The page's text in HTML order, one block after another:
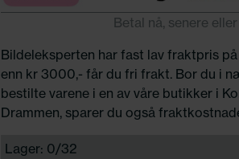
Betal nå, senere
Bildeleksperten har fast lav fraktpris
enn kr 3000,- får du fri frakt. Bor du i
bestilte varene i en av våre butikker i
Drammen, sparer du også
Lager: 0/32